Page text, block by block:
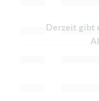
Derzeit gibt